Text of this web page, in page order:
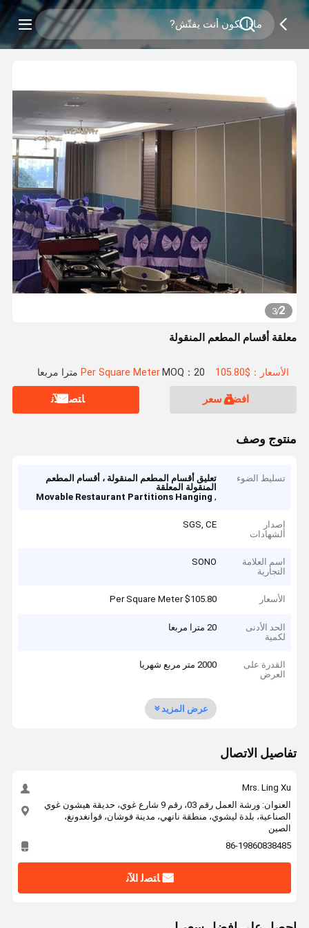
2
/
3
معلقة أقسام المطعم المنقولة
الأسعار：$105.80 Per Square Meter MOQ：20 مترا مربعا
افضل سعر ﺎﺘﺼﻟ ﺍﻶﻧ
منتوج وصف
تسليط الضوء
تعليق أقسام المطعم المنقولة ، أقسام المطعم
المنقولة المعلقة
,
Movable Restaurant Partitions Hanging
إصدار
الشهادات
SGS, CE
اسم العلامة
التجارية
SONO
الأسعار $105.80 Per Square Meter
الحد الأدنى
لكمية
20 مترا مربعا
القدرة على
العرض
2000 متر مربع شهريا
عرض المزيد
تفاصيل الاتصال
Mrs. Ling Xu
العنوان: ورشة العمل رقم 03، رقم 9 شارع غوي، حديقة هيشون غوي
الصناعية، بلدة ليشوي، منطقة نانهي، مدينة فوشان، قوانغدونغ،
الصين
86-19860838485
ﺎﺘﺼﻟ ﺍﻶﻧ